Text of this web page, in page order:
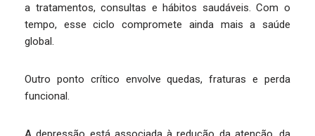
a tratamentos, consultas e hábitos saudáveis. Com o
tempo, esse ciclo compromete ainda mais a saúde
global.
Outro ponto crítico envolve quedas, fraturas e perda
funcional.